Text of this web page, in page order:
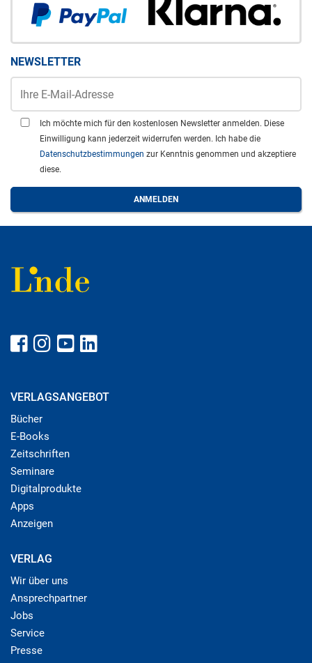
NEWSLETTER
Ich möchte mich für den kostenlosen Newsletter anmelden. Diese
Einwilligung kann jederzeit widerrufen werden. Ich habe die
Datenschutzbestimmungen zur Kenntnis genommen und akzeptiere
diese.
VERLAGSANGEBOT
Bücher
E-Books
Zeitschriften
Seminare
Digitalprodukte
Apps
Anzeigen
VERLAG
Wir über uns
Ansprechpartner
Jobs
Service
Presse